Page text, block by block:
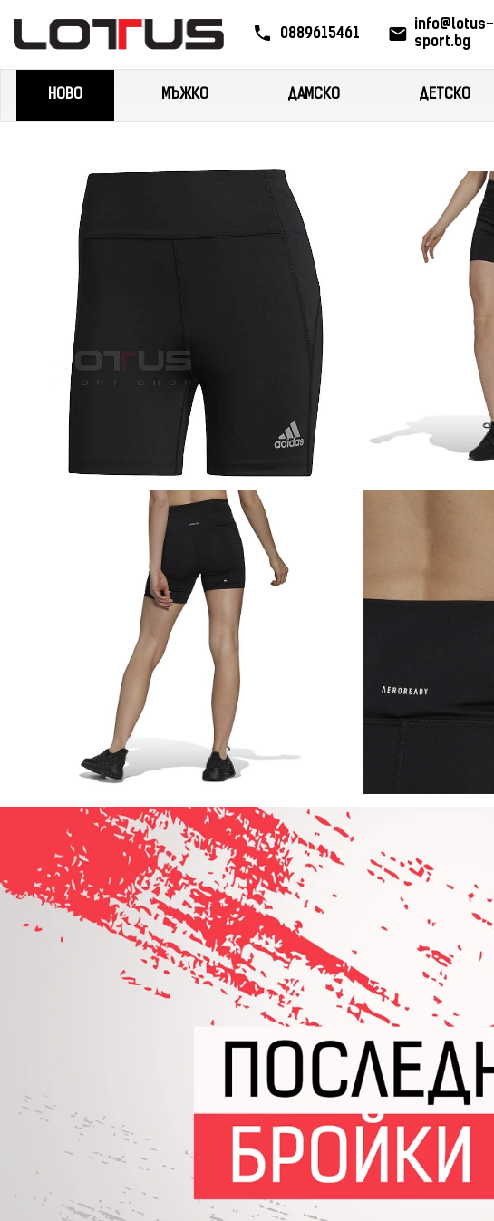
0889615461
info@lotus-
sport.bg
НОВО МЪЖКО ДАМСКО ДЕТСКО